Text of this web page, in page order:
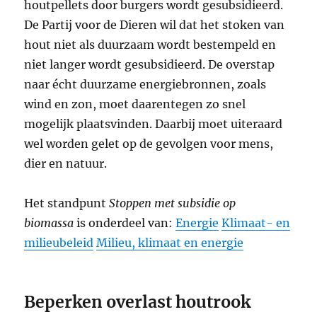
houtpellets door burgers wordt gesubsidieerd.
De Partij voor de Dieren wil dat het stoken van
hout niet als duurzaam wordt bestempeld en
niet langer wordt gesubsidieerd. De overstap
naar écht duurzame energiebronnen, zoals
wind en zon, moet daarentegen zo snel
mogelijk plaatsvinden. Daarbij moet uiteraard
wel worden gelet op de gevolgen voor mens,
dier en natuur.
Het standpuntStoppen met subsidie op
biomassa is onderdeel van:Energie Klimaat- en
milieubeleid Milieu, klimaat en energie
Beperken overlast houtrook